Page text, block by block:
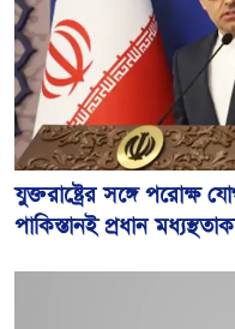
যুক্তরাষ্ট্রের সঙ্গে
পাকিস্তানই প্রধান